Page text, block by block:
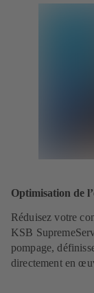
Optimisation de
Réduisez votre
KSB
pompage,
directement en